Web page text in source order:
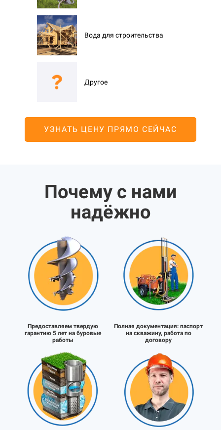
Вода для строительства
Другое
УЗНАТЬ ЦЕНУ ПРЯМО СЕЙЧАС
Почему с нами
надёжно
Предоставляем твердую
гарантию 5 лет на буровые
работы
Полная документация: паспорт
на скважину, работа по
договору